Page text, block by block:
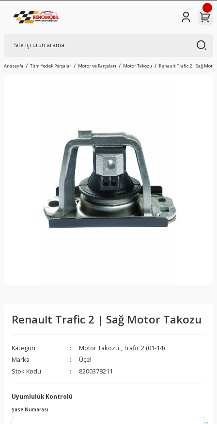
Anasayfa Tüm Yedek Parçalar Motor ve Parçaları Motor Takozu Renault Trafic 2 | Sağ
Renault Trafic 2 | Sağ Motor Takozu
Kategori Motor Takozu ,Trafic 2 (01-14)
Marka
Üçel
Stok Kodu
8200378211
Uyumluluk Kontrolü
Şase Numarası